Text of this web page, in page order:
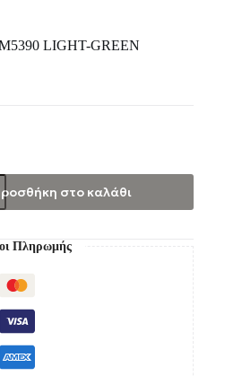
LIGHT-GREEN
στο καλάθι
Πληρωμής